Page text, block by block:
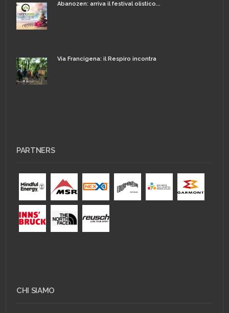
Abanozen: arriva il festival olistico...
Via Francigena: il Respiro incontra
PARTNERS
CHI SIAMO